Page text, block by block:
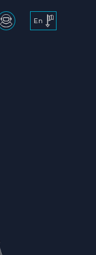
En